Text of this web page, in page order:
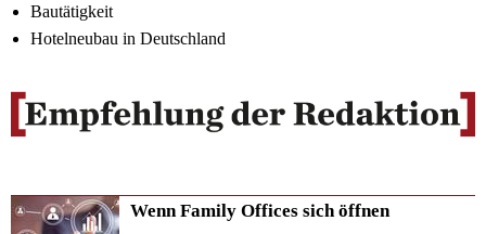
Bautätigkeit
Hotelneubau in Deutschland
Wenn Family Offices sich öffnen